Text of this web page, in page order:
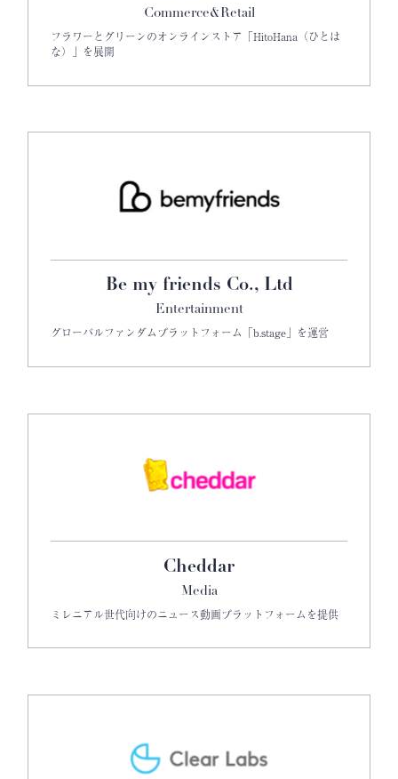
Commerce&Retail
フラワーとグリーンのオンラインストア「HitoHana（ひとは
な）」を展開
Be my friends Co., Ltd
Entertainment
グローバルファンダムプラットフォーム「b.stage」を運営
Cheddar
Media
ミレニアル世代向けのニュース動画プラットフォームを提供